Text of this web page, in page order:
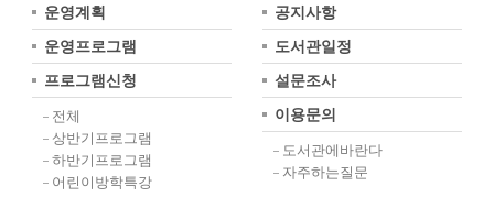
운영계획
운영프로그램
프로그램신청
전체
상반기프로그램
하반기프로그램
어린이방학특강
공지사항
도서관일정
설문조사
이용문의
도서관에바란다
자주하는질문